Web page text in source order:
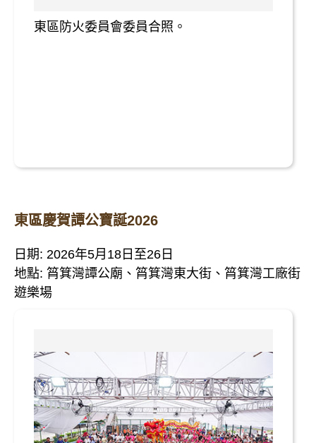
東區防火委員會委員合照。
東區慶賀譚公寶誕2026
日期: 2026年5月18日至26日
地點: 筲箕灣譚公廟、筲箕灣東大街、筲箕灣工廠街
遊樂場